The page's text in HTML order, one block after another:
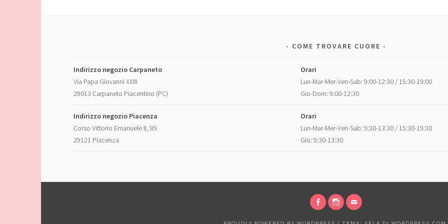
COME TROVARE CUORE
Indirizzo negozio Carpaneto
Via Papa Giovanni XXIII
29013 Carpaneto Piacentino (PC)
Orari
Lun-Mar-Mer-Ven-Sab: 9:00-12:30 / 15:30-19:00
Gio-Dom: 9:00-12:30
Indirizzo negozio Piacenza
Corso Vittorio Emanuele II, 89
29121 Piacenza
Orari
Lun-Mar-Mer-Ven-Sab: 9:30-13:30 / 15:30-19:30
Gio: 9:30-13:30